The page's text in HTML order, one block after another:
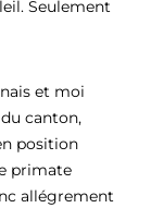
Seulement
et moi
canton,
position
primate
allégrement